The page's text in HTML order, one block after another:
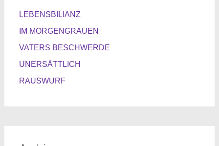
LEBENSBILIANZ
IM MORGENGRAUEN
VATERS BESCHWERDE
UNERSÄTTLICH
RAUSWURF